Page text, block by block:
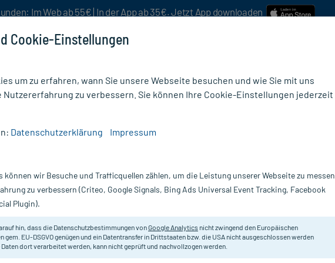
Im Web ab 55€ | In der App ab 35€. Jetzt App downloaden
Nur für kurze Zeit:Gratis-Versand* ab 19€ Mindestbestellwert!
Blau, 100
Abena Vinyl-Handschuhe puderfrei Größe M (7-8), blau.
Darreichung:
Handschuhe
Cookie-Einstellungen
um zu erfahren, wann Sie unsere Webseite besuchen und wie Sie mit uns
Nutzererfahrung zu verbessern. Sie können Ihre Cookie-Einstellungen jederzeit
Datenschutzerklärung Impressum
können wir Besuche und Trafficquellen zählen, um die Leistung unserer Webseite zu messen
zu verbessern (Criteo, Google Signals, Bing Ads Universal Event Tracking, Facebook
Plugin).
hin, dass die Datenschutzbestimmungen vonGoogle Analytics nicht zwingend den Europäischen
gem. EU-DSGVO genügen und ein Datentransfer in Drittstaaten bzw. die USA nicht ausgeschlossen werden
Daten dort verarbeitet werden, kann nicht geprüft und nachvollzogen werden.